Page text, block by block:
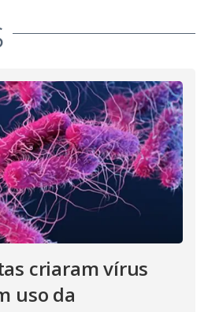
criaram vírus
uso da